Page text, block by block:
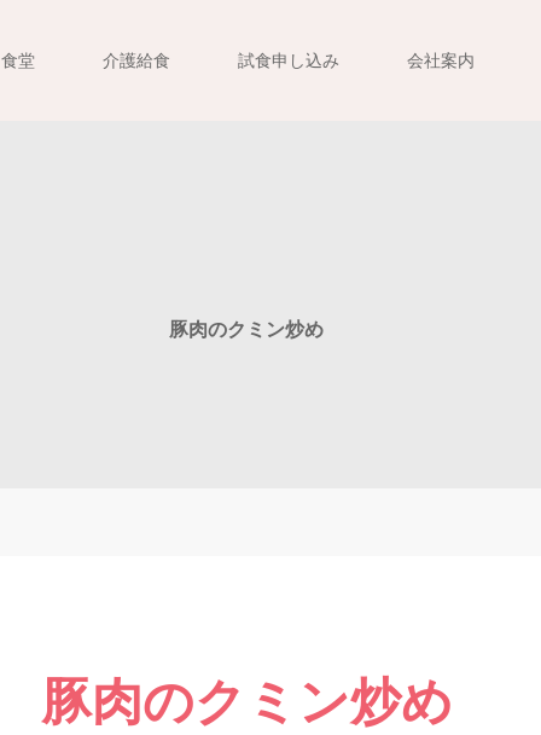
食堂 介護給食 試食申し込み 会社案内
豚肉のクミン炒め
豚肉のクミン炒め